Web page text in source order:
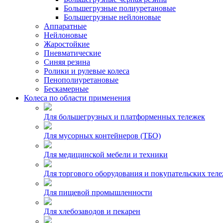
Большегрузные полиуретановые
Большегрузные нейлоновые
Аппаратные
Нейлоновые
Жаростойкие
Пневматические
Синяя резина
Ролики и рулевые колеса
Пенополиуретановые
Бескамерные
Колеса по области применения
Для большегрузных и платформенных тележек
Для мусорных контейнеров (ТБО)
Для медицинской мебели и техники
Для торгового оборудования и покупательских
Для пищевой промышленности
Для хлебозаводов и пекарен